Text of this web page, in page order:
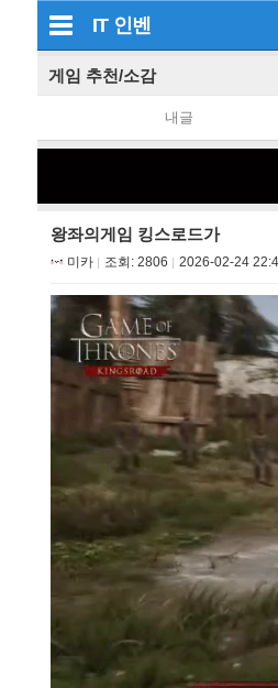
IT 인벤
게임 추천/소감
내글
왕좌의게임 킹스로드가
미카 조회: 2806 2026-02-24